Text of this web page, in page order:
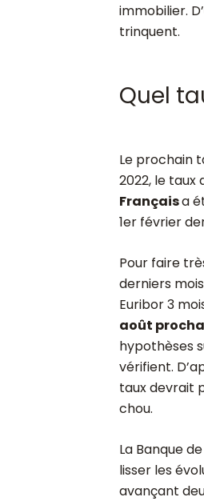
immobilier.
trinquent.
Quel
Le prochain
2022, le
Françaisa
1er février
Pour faire
derniers
Euribor 3
août
hypothèses
vérifient.
taux devrait
chou.
La Banque
lisser les
avançant